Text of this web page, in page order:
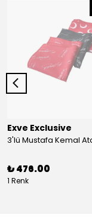
Exve Exclusive
₺ 476.00
1 Renk